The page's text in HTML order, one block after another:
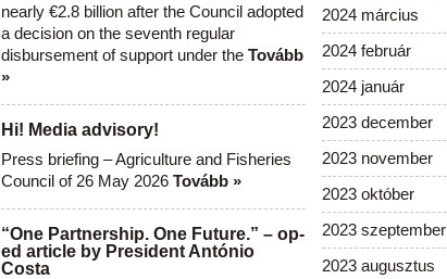
nearly €2.8 billion after the Council adopted
a decision on the seventh regular
disbursement of support under the Tovább
»
Hi! Media advisory!
Press briefing – Agriculture and Fisheries
Council of 26 May 2026 Tovább »
“One Partnership. One Future.” – op-
ed article by President António
Costa
2024 március
2024 február
2024 január
2023 december
2023 november
2023 október
2023 szeptember
2023 augusztus